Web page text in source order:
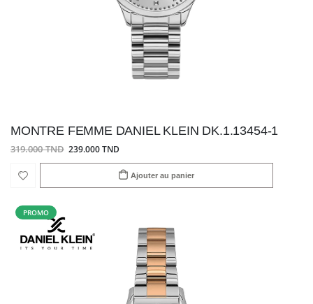
MONTRE FEMME DANIEL KLEIN DK.1.13454-1
319.000 TND 239.000 TND
Ajouter au panier
PROMO